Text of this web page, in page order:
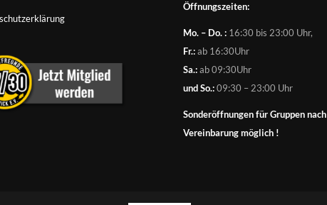
Öffnungszeiten:
Mo. – Do. : 16:30 bis 23:00 Uhr,
Fr.:ab 16:30Uhr
Sa.:ab 09:30Uhr
und So.:09:30 – 23:00 Uhr
Sonderöffnungen für Gruppen nach
Vereinbarung möglich !